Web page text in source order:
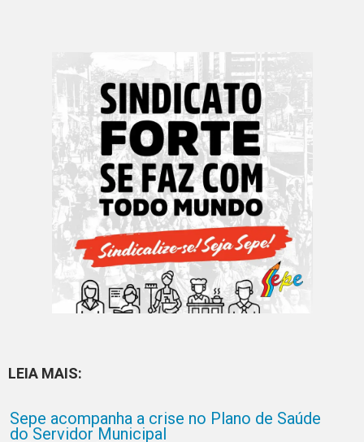
LEIA MAIS:
Sepe acompanha a crise no Plano de Saúde
do Servidor Municipal